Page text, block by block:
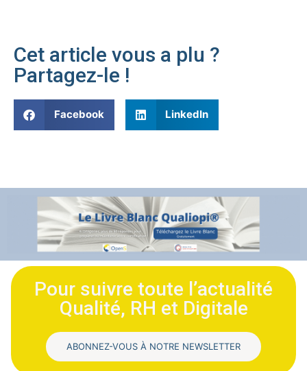
Cet article vous a plu ?
Partagez-le !
Facebook LinkedIn
Pour suivre toute l’actualité
Qualité, RH et Digitale
ABONNEZ-VOUS À NOTRE NEWSLETTER